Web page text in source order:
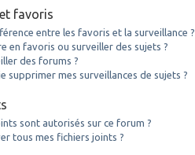
favoris
entre les favoris et la surveillance ?
en favoris ou surveiller des sujets ?
des forums ?
supprimer mes surveillances de sujets ?
sont autorisés sur ce forum ?
tous mes fichiers joints ?